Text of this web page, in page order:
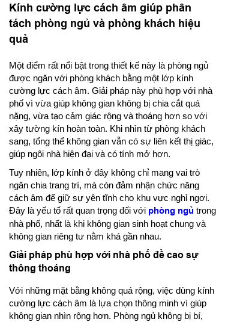
Kính cường lực cách âm giúp phân
tách phòng ngủ và phòng khách hiệu
quả
Một điểm rất nổi bật trong thiết kế này là phòng ngủ
được ngăn với phòng khách bằng một lớp kính
cường lực cách âm. Giải pháp này phù hợp với nhà
phố vì vừa giúp không gian không bị chia cắt quá
nặng, vừa tạo cảm giác rộng và thoáng hơn so với
xây tường kín hoàn toàn. Khi nhìn từ phòng khách
sang, tổng thể không gian vẫn có sự liên kết thị giác,
giúp ngôi nhà hiện đại và có tính mở hơn.
Tuy nhiên, lớp kính ở đây không chỉ mang vai trò
ngăn chia trang trí, mà còn đảm nhận chức năng
cách âm để giữ sự yên tĩnh cho khu vực nghỉ ngơi.
Đây là yếu tố rất quan trọng đối với phòng ngủ trong
nhà phố, nhất là khi không gian sinh hoạt chung và
không gian riêng tư nằm khá gần nhau.
Giải pháp phù hợp với nhà phố đề cao sự
thông thoáng
Với những mặt bằng không quá rộng, việc dùng kính
cường lực cách âm là lựa chọn thông minh vì giúp
không gian nhìn rộng hơn. Phòng ngủ không bị bí,